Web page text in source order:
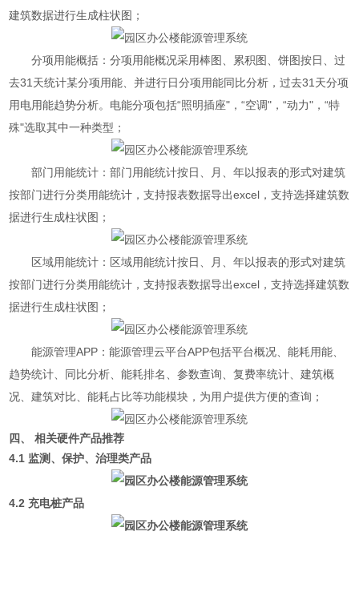
建筑数据进行生成柱状图；
分项用能概括：分项用能概况采用棒图、累积图、饼图按日、过
去31天统计某分项用能、并进行日分项用能同比分析，过去31天分项
用电用能趋势分析。电能分项包括“照明插座"，“空调"，“动力"，“特
殊"选取其中一种类型；
部门用能统计：部门用能统计按日、月、年以报表的形式对建筑
按部门进行分类用能统计，支持报表数据导出excel，支持选择建筑数
据进行生成柱状图；
区域用能统计：区域用能统计按日、月、年以报表的形式对建筑
按部门进行分类用能统计，支持报表数据导出excel，支持选择建筑数
据进行生成柱状图；
能源管理APP：能源管理云平台APP包括平台概况、能耗用能、
趋势统计、同比分析、能耗排名、参数查询、复费率统计、建筑概
况、建筑对比、能耗占比等功能模块，为用户提供方便的查询；
四、 相关硬件产品推荐
4.1 监测、保护、治理类产品
4.2 充电桩产品